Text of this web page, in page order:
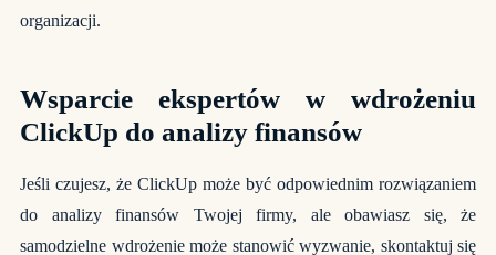
organizacji.
Wsparcie ekspertów w wdrożeniu
ClickUp do analizy finansów
Jeśli czujesz, że ClickUp może być odpowiednim rozwiązaniem
do analizy finansów Twojej firmy, ale obawiasz się, że
samodzielne wdrożenie może stanowić wyzwanie, skontaktuj się